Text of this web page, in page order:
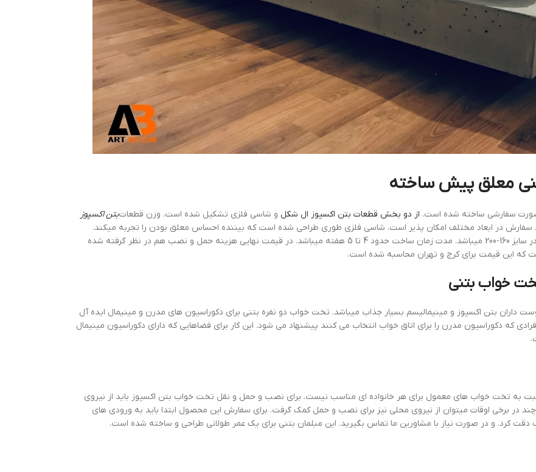
معلق پیش ساخته
سفارشی ساخته شده است. از دو بخش قطعات بتن اکسپوز ال شکل و شاسی فلزی تشکیل شده است. وزن قطعاتبتن اکسپوز
گرم است. سفارش در ابعاد مختلف امکان پذیر است. شاسی فلزی طوری طراحی شده است که بیننده احساس معلق بودن را تجربه میکند.
ابعاد تشک تصویر موجود در سایز 160-200 میباشد. مدت زمان ساخت حدود 4 تا 5 هفته میباشد. در قیمت نهایی هزینه حمل و نصب هم در نظر گرفته شده
که این قیمت برای کرج و تهران محاسبه شده است.
خواب بتنی
داران بتن اکسپوز و مینیمالیسم بسیار جذاب میباشد. تخت خواب دو نفره بتنی برای دکوراسیون های مدرن و مینیمال ایده آل
که دکوراسیون مدرن را برای اتاق خواب انتخاب می کنند پیشنهاد می شود. این کار برای فضاهایی که دارای دکوراسیون مینیمال
به تخت خواب های معمول برای هر خانواده ای مناسب نیست. برای نصب و حمل و نقل تخت خواب بتن اکسپوز باید از نیروی
برخی اوقات میتوان از نیروی محلی نیز برای نصب و حمل کمک گرفت. برای سفارش این محصول ابتدا باید به ورودی های
کرد. و در صورت نیاز با مشاورین ما تماس بگیرید. این مبلمان بتنی برای یک عمر طولانی طراحی و ساخته شده است.